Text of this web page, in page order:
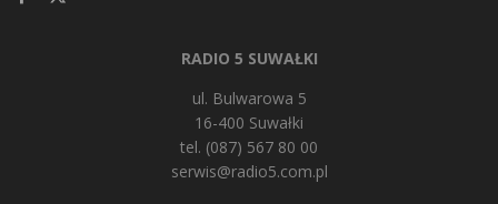
RADIO 5 SUWAŁKI
ul. Bulwarowa 5
16-400 Suwałki
tel. (087) 567 80 00
serwis@radio5.com.pl